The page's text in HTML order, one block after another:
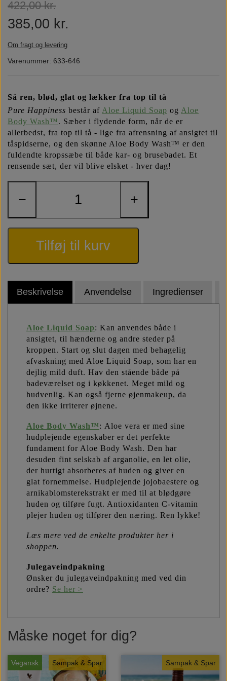
FAQ om emballage
FAQ om ingredienser
422,00 kr.
385,00 kr.
Om fragt og levering
Varenummer: 633-646
Så ren, blød, glat og lækker fra top til tå
Pure Happiness består af Aloe Liquid Soap og Aloe
Body Wash™. Sæber i flydende form, når de er
allerbedst, fra top til tå - lige fra afrensning af ansigtet til
tåspidserne, og den skønne Aloe Body Wash™ er den
fuldendte kropssæbe til både kar- og brusebadet. Et
rensende sæt, der vil blive elsket - hver dag!
− +
Tilføj til kurv
Beskrivelse Anvendelse Ingredienser
Aloe Liquid Soap: Kan anvendes både i
ansigtet, til hænderne og andre steder på
kroppen. Start og slut dagen med behagelig
afvaskning med Aloe Liquid Soap, som har en
dejlig mild duft. Hav den stående både på
badeværelset og i køkkenet. Meget mild og
hudvenlig. Kan også fjerne øjenmakeup, da
den ikke irriterer øjnene.
Aloe Body Wash™: Aloe vera er med sine
hudplejende egenskaber er det perfekte
fundament for Aloe Body Wash. Den har
desuden fint selskab af arganolie, en let olie,
der hurtigt absorberes af huden og giver en
glat fornemmelse. Hudplejende jojobaestere og
arnikablomsterekstrakt er med til at blødgøre
huden og tilføre fugt. Antioxidanten C-vitamin
plejer huden og tilfører den næring. Ren lykke!
Læs mere ved de enkelte produkter her i
shoppen.
Julegaveindpakning
Ønsker du julegaveindpakning med ved din
ordre? Se her >
Måske noget for dig?
Vegansk Sampak & Spar Sampak & Spar